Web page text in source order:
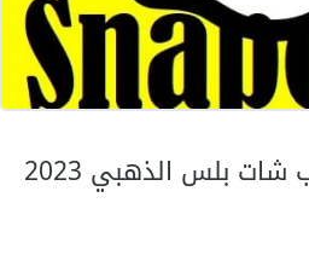
نبذه عن برنامج سناب شات بلس الذهبي 2023